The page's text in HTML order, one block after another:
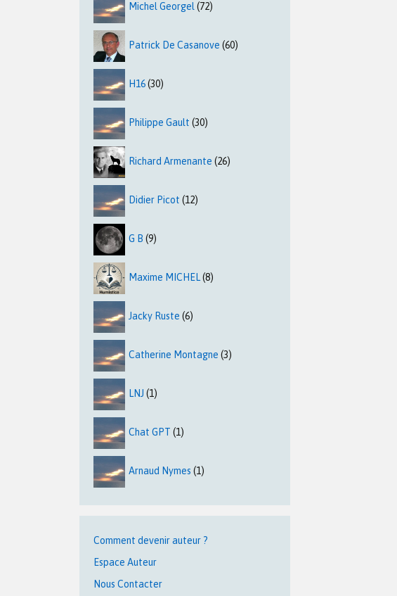
Michel Georgel (72)
Patrick De Casanove (60)
H16(30)
Philippe Gault (30)
Richard Armenante (26)
Didier Picot (12)
G B (9)
Maxime MICHEL(8)
Jacky Ruste (6)
Catherine Montagne (3)
LNJ (1)
Chat GPT (1)
Arnaud Nymes (1)
Comment devenir auteur ?
Espace Auteur
Nous Contacter